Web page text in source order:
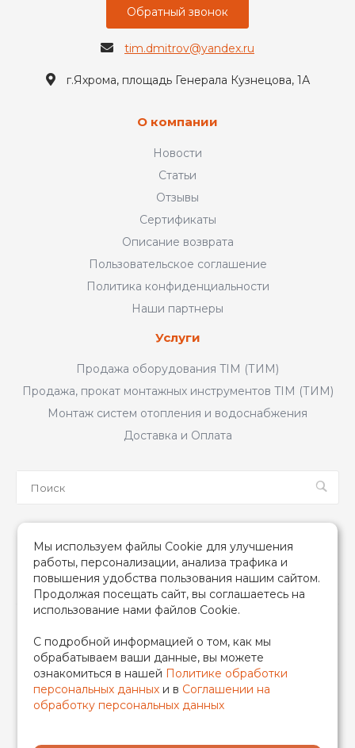
Обратный звонок
tim.dmitrov@yandex.ru
г.Яхрома, площадь Генерала Кузнецова, 1А
О компании
Новости
Статьи
Отзывы
Сертификаты
Описание возврата
Пользовательское соглашение
Политика конфиденциальности
Наши партнеры
Услуги
Продажа оборудования TIM (ТИМ)
Продажа, прокат монтажных инструментов TIM (ТИМ)
Монтаж систем отопления и водоснабжения
Доставка и Оплата
2026 © TIM (ТИМ) Инженерная сантехника, Все права
защищены
ИП Гончаренко Надежда Николаевна
500708528433/319500700011740
Мы используем файлы Cookie для улучшения
работы, персонализации, анализа трафика и
повышения удобства пользования нашим сайтом.
Продолжая посещать сайт, вы соглашаетесь на
использование нами файлов Cookie.
С подробной информацией о том, как мы
обрабатываем ваши данные, вы можете
ознакомиться в нашей Политике обработки
персональных данных и в Соглашении на
обработку персональных данных